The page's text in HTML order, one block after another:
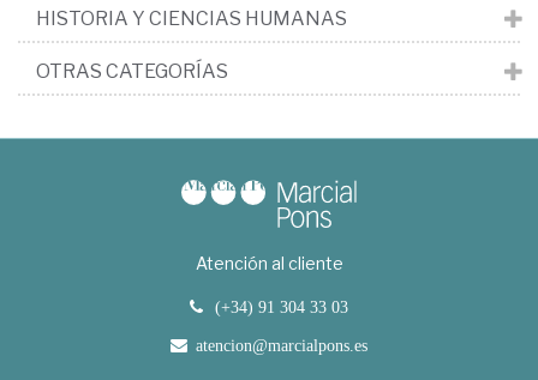
HISTORIA Y CIENCIAS HUMANAS
OTRAS CATEGORÍAS
Atención al cliente
(+34) 91 304 33 03
atencion@marcialpons.es